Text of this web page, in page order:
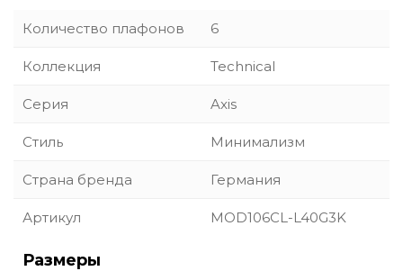
Количество плафонов 6
Коллекция Technical
Серия Axis
Стиль Минимализм
Страна бренда Германия
Артикул MOD106CL-L40G3K
Размеры